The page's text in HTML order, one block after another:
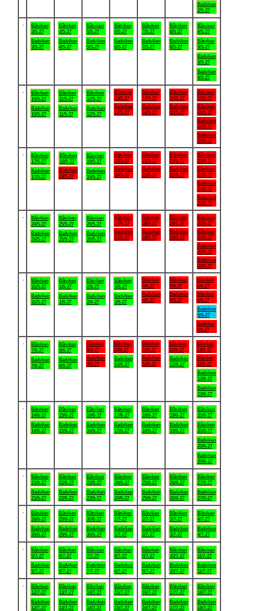
Badviken
2/5-27
Båtviken
3/5-27
Badviken
3/5-27
Båtviken
4/5-27
Badviken
4/5-27
Båtviken
5/5-27
Badviken
5/5-27
Båtviken
6/5-27
Badviken
6/5-27
Båtviken
7/5-27
Badviken
7/5-27
Båtviken
8/5-27
Badviken
8/5-27
Båtviken
9/5-27
Båtviken
9/5-27
Badviken
9/5-27
Badviken
9/5-27
Båtviken
10/5-27
Badviken
10/5-27
Båtviken
11/5-27
Badviken
11/5-27
Båtviken
12/5-27
Badviken
12/5-27
Båtviken
13/5-27
Badviken
13/5-27
Båtviken
14/5-27
Badviken
14/5-27
Båtviken
15/5-27
Badviken
15/5-27
Båtviken
16/5-27
Båtviken
16/5-27
Badviken
16/5-27
Badviken
16/5-27
Båtviken
17/5-27
Badviken
17/5-27
Båtviken
18/5-27
Badviken
18/5-27
Båtviken
19/5-27
Badviken
19/5-27
Båtviken
20/5-27
Badviken
20/5-27
Båtviken
21/5-27
Badviken
21/5-27
Båtviken
22/5-27
Badviken
22/5-27
Båtviken
23/5-27
Båtviken
23/5-27
Badviken
23/5-27
Badviken
23/5-27
Båtviken
24/5-27
Badviken
24/5-27
Båtviken
25/5-27
Badviken
25/5-27
Båtviken
26/5-27
Badviken
26/5-27
Båtviken
27/5-27
Badviken
27/5-27
Båtviken
28/5-27
Badviken
28/5-27
Båtviken
29/5-27
Badviken
29/5-27
Båtviken
30/5-27
Båtviken
30/5-27
Badviken
30/5-27
Badviken
30/5-27
Båtviken
31/5-27
Badviken
31/5-27
Båtviken
1/6-27
Badviken
1/6-27
Båtviken
2/6-27
Badviken
2/6-27
Båtviken
3/6-27
Badviken
3/6-27
Båtviken
4/6-27
Badviken
4/6-27
Båtviken
5/6-27
Badviken
5/6-27
Båtviken
6/6-27
Båtviken
6/6-27
Badviken
6/6-27
Badviken
6/6-27
Båtviken
7/6-27
Badviken
7/6-27
Båtviken
8/6-27
Badviken
8/6-27
Båtviken
9/6-27
Badviken
9/6-27
Båtviken
10/6-27
Badviken
10/6-27
Båtviken
11/6-27
Badviken
11/6-27
Båtviken
12/6-27
Badviken
12/6-27
Båtviken
13/6-27
Båtviken
13/6-27
Badviken
13/6-27
Badviken
13/6-27
Båtviken
14/6-27
Badviken
14/6-27
Båtviken
15/6-27
Badviken
15/6-27
Båtviken
16/6-27
Badviken
16/6-27
Båtviken
17/6-27
Badviken
17/6-27
Båtviken
18/6-27
Badviken
18/6-27
Båtviken
19/6-27
Badviken
19/6-27
Båtviken
20/6-27
Båtviken
20/6-27
Badviken
20/6-27
Badviken
20/6-27
Båtviken
21/6-27
Badviken
21/6-27
Båtviken
22/6-27
Badviken
22/6-27
Båtviken
23/6-27
Badviken
23/6-27
Båtviken
24/6-27
Badviken
24/6-27
Båtviken
25/6-27
Badviken
25/6-27
Båtviken
26/6-27
Badviken
26/6-27
Båtviken
27/6-27
Badviken
27/6-27
Båtviken
28/6-27
Badviken
28/6-27
Båtviken
29/6-27
Badviken
29/6-27
Båtviken
30/6-27
Badviken
30/6-27
Båtviken
1/7-27
Badviken
1/7-27
Båtviken
2/7-27
Badviken
2/7-27
Båtviken
3/7-27
Badviken
3/7-27
Båtviken
4/7-27
Badviken
4/7-27
Båtviken
5/7-27
Badviken
5/7-27
Båtviken
6/7-27
Badviken
6/7-27
Båtviken
7/7-27
Badviken
7/7-27
Båtviken
8/7-27
Badviken
8/7-27
Båtviken
9/7-27
Badviken
9/7-27
Båtviken
10/7-27
Badviken
10/7-27
Båtviken
11/7-27
Badviken
11/7-27
Båtviken
12/7-27
Badviken
12/7-27
Båtviken
13/7-27
Badviken
13/7-27
Båtviken
14/7-27
Badviken
14/7-27
Båtviken
15/7-27
Badviken
15/7-27
Båtviken
16/7-27
Badviken
16/7-27
Båtviken
17/7-27
Badviken
17/7-27
Båtviken
18/7-27
Badviken
18/7-27